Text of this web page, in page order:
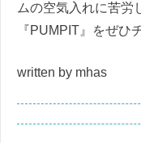
ムの空気入れに苦労
『PUMPIT』をぜひ
written by mhas